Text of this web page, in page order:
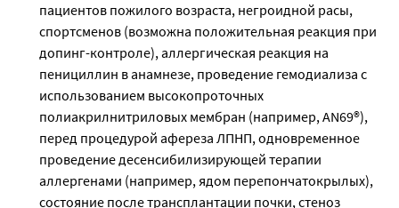
пациентов пожилого возраста, негроидной расы,
спортсменов (возможна положительная реакция при
допинг-контроле), аллергическая реакция на
пенициллин в анамнезе, проведение гемодиализа с
использованием высокопроточных
полиакрилнитриловых мембран (например, AN69®),
перед процедурой афереза ЛПНП, одновременное
проведение десенсибилизирующей терапии
аллергенами (например, ядом перепончатокрылых),
состояние после трансплантации почки, стеноз